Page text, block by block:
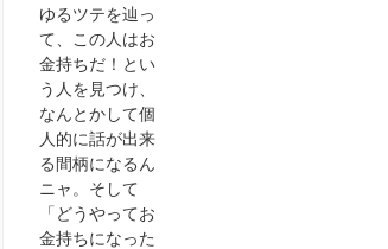
ゆるツテを辿っ
て、この人はお
金持ちだ！とい
う人を見つけ、
なんとかして個
人的に話が出来
る間柄になるん
ニャ。そして
「どうやってお
金持ちになった